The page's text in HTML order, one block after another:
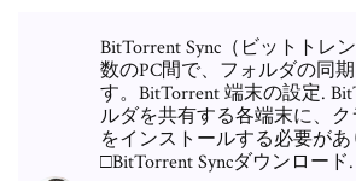
BitTorrent Sync（ビットトレ
数のPC間で、フォルダの同
す。BitTorrent 端末の設定.
ルダを共有する各端末に、ク
をインストールする必要があ
□BitTorrent Syncダウンロード.